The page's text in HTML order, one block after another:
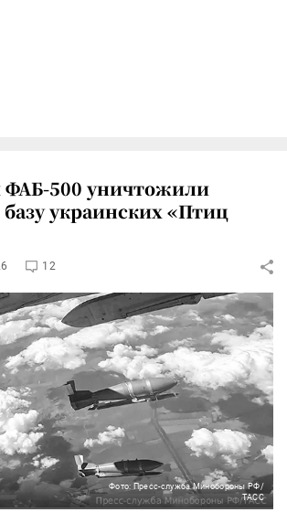
500 уничтожили
украинских «Птиц
12
Фото: Пресс-служба Минобороны РФ/
ТАСС